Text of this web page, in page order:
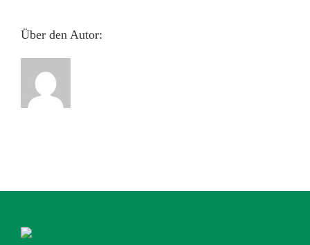
Über den Autor: